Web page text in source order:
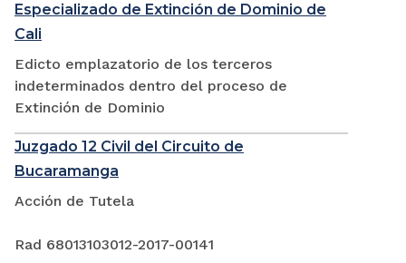
Especializado de Extinción de Dominio de
Cali
Edicto emplazatorio de los terceros
indeterminados dentro del proceso de
Extinción de Dominio
Juzgado 12 Civil del Circuito de
Bucaramanga
Acción de Tutela
Rad 68013103012-2017-00141